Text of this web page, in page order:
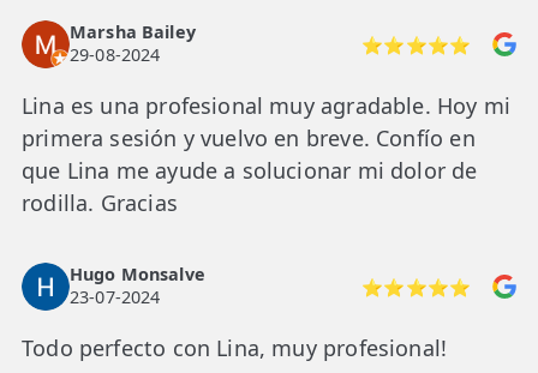
Marsha Bailey
29-08-2024
⭐⭐⭐⭐⭐
Lina es una profesional muy agradable. Hoy mi
primera sesión y vuelvo en breve. Confío en
que Lina me ayude a solucionar mi dolor de
rodilla. Gracias
Hugo Monsalve
23-07-2024
⭐⭐⭐⭐⭐
Todo perfecto con Lina, muy profesional!